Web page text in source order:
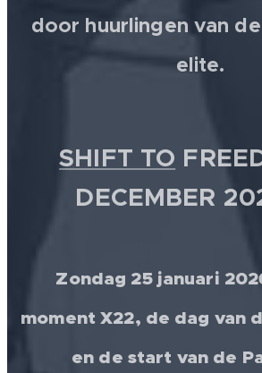
door huurlingen van
elite.
SHIFT TO
DECEMBER
Zondag 25 januari
moment X22, de dag van
en de start van de